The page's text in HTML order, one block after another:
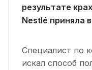
результате
Nestlé приняла
Cпециалист по
искал способ